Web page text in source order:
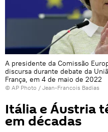
A presidente da Comissão
discursa durante debate da
França, em 4 de maio de 2022
© AP Photo / Jean-Francois Badias
Itália e Áustria
em décadas